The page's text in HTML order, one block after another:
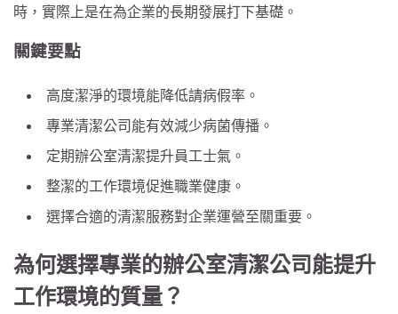
時，實際上是在為企業的長期發展打下基礎。
關鍵要點
高度潔淨的環境能降低請病假率。
專業清潔公司能有效減少病菌傳播。
定期辦公室清潔提升員工士氣。
整潔的工作環境促進職業健康。
選擇合適的清潔服務對企業運營至關重要。
為何選擇專業的辦公室清潔公司能提升
工作環境的質量？